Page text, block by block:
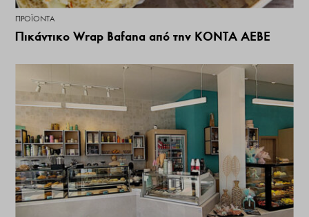
ΠΡΟΪΌΝΤΑ
Πικάντικο Wrap Bafana από την ΚΟΝΤΑ ΑΕΒΕ